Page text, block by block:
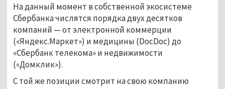
На данный момент в собственной экосистеме
Сбербанка числятся порядка двух десятков
компаний — от электронной коммерции
(«Яндекс.Маркет») и медицины (DocDoc) до
«Сбербанк телекома» и недвижимости
(«Домклик»).
С той же позиции смотрит на свою компанию